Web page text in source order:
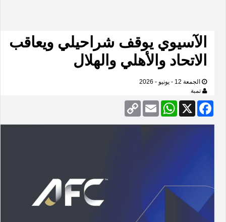
الآسيوي يوقف شراحيلي ويعاقب
الاتحاد والأهلي والهلال
الجمعة 12 - يونيو - 2026
تمبة
Facebook
X
WhatsApp
Email
Copy
Link